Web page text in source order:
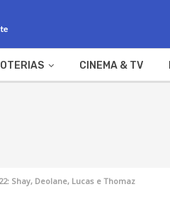
CINEMA & TV
Shay, Deolane, Lucas e Thomaz